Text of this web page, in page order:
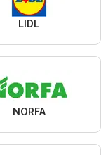
LIDL
NORFA